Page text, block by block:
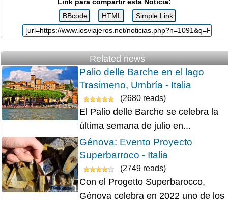
Link para compartir esta Noticia:
Related news
Palio delle Barche en el lago
Trasimeno, Umbría - Italia
(2680 reads)
El Palio delle Barche se celebra la
última semana de julio en...
Génova: Evento Proyecto
Superbarroco - Italia
(2749 reads)
Con el Progetto Superbarocco,
Génova celebra en 2022 uno de los